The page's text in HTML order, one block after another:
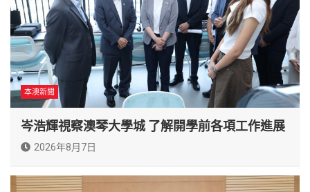
本澳新聞
岑浩輝視察澳琴大學城 了解開學前各項工作進展
2026年8月7日